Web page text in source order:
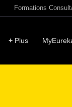
Formations
+ Plus